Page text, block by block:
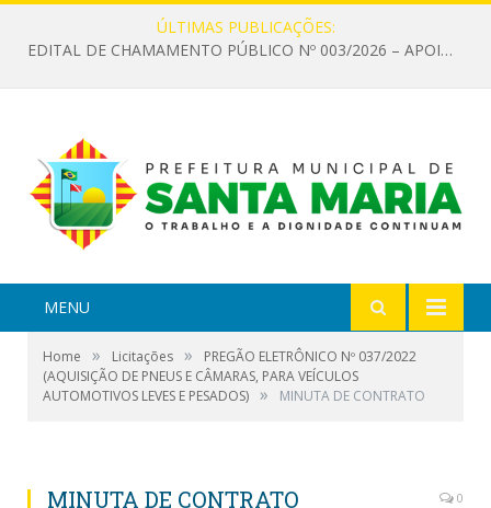
ÚLTIMAS PUBLICAÇÕES:
EDITAL DE CHAMAMENTO PÚBLICO Nº 003/2026 – APOIO À INFRAESTRUTURA CULTURAL
MENU
Home » Licitações »
PREGÃO ELETRÔNICO Nº 037/2022
(AQUISIÇÃO DE PNEUS E CÂMARAS, PARA VEÍCULOS
AUTOMOTIVOS LEVES E PESADOS) » MINUTA DE CONTRATO
MINUTA DE CONTRATO 0